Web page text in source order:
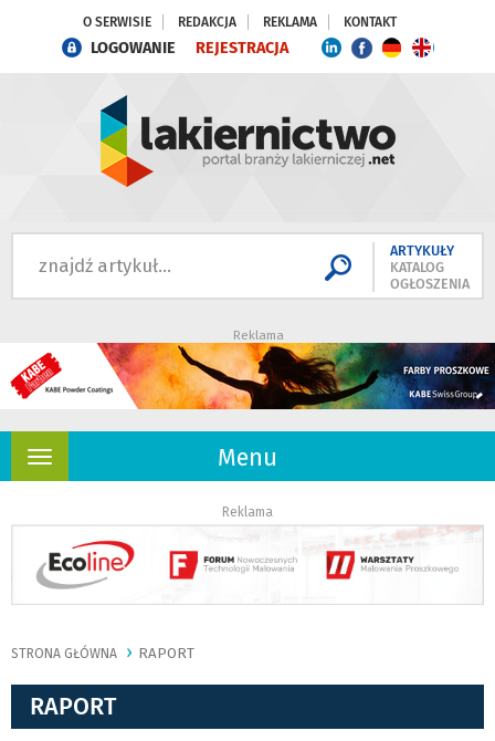
O SERWISIE REDAKCJA REKLAMA KONTAKT
LOGOWANIE REJESTRACJA
ARTYKUŁY
KATALOG
OGŁOSZENIA
Reklama
Menu
Rozwiń
Reklama
STRONA GŁÓWNA RAPORT
RAPORT